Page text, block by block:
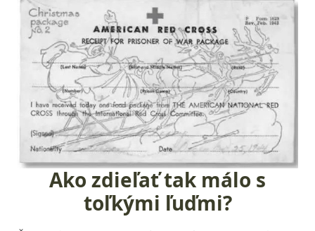
Ako zdieľať tak málo s
toľkými ľuďmi?